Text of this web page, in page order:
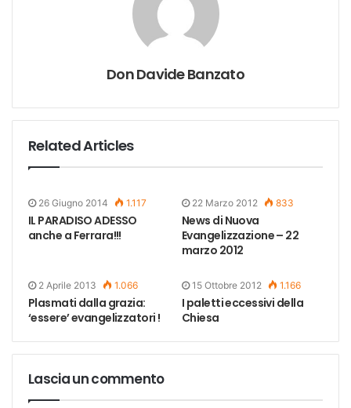
Don Davide Banzato
Related Articles
26 Giugno 2014 1.117
IL PARADISO ADESSO
anche a Ferrara!!!
22 Marzo 2012 833
News di Nuova
Evangelizzazione – 22
marzo 2012
2 Aprile 2013 1.066
Plasmati dalla grazia:
‘essere’ evangelizzatori !
15 Ottobre 2012 1.166
I paletti eccessivi della
Chiesa
Lascia un commento